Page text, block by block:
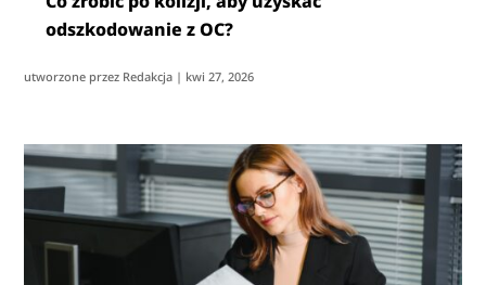
odszkodowanie z OC?
utworzone przez Redakcja | kwi 27, 2026